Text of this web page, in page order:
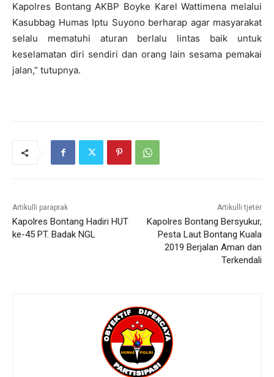
Kapolres Bontang AKBP Boyke Karel Wattimena melalui
Kasubbag Humas Iptu Suyono berharap agar masyarakat
selalu mematuhi aturan berlalu lintas baik untuk
keselamatan diri sendiri dan orang lain sesama pemakai
jalan,” tutupnya.
Artikulli paraprak
Kapolres Bontang Hadiri HUT
ke-45 PT. Badak NGL
Artikulli tjetër
Kapolres Bontang Bersyukur,
Pesta Laut Bontang Kuala
2019 Berjalan Aman dan
Terkendali